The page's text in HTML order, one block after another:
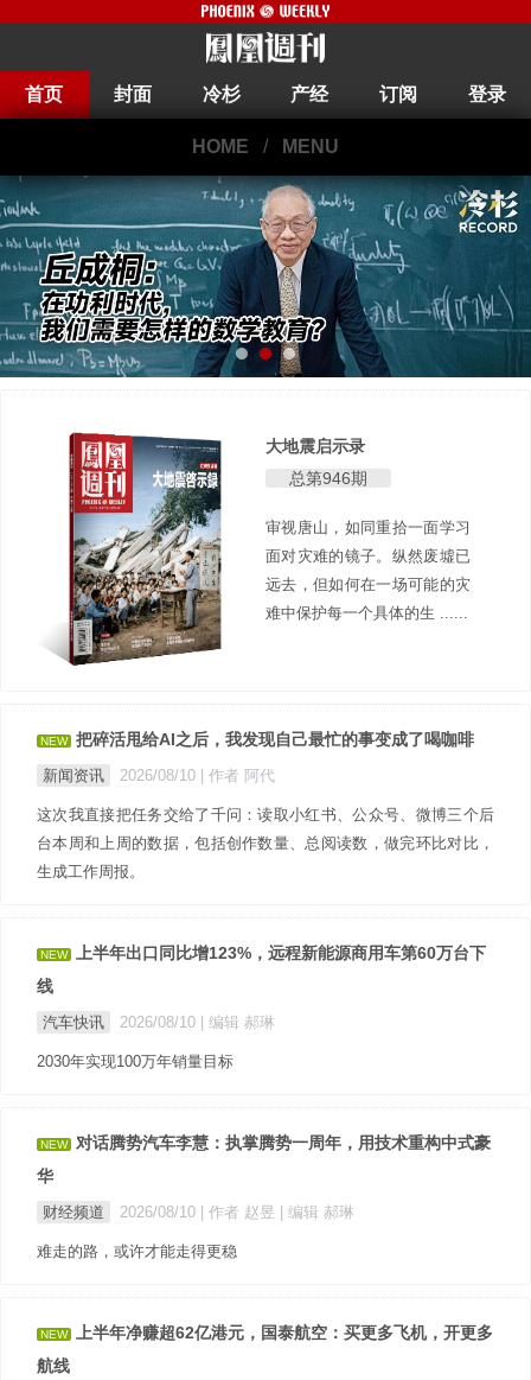
首页 封面 冷杉 产经 订阅 登录
HOME / MENU
大地震启示录
总第946期
审视唐山，如同重拾一面学习
面对灾难的镜子。纵然废墟已
远去，但如何在一场可能的灾
难中保护每一个具体的生 ......
NEW 把碎活甩给AI之后，我发现自己最忙的事变成了喝咖啡
新闻资讯 2026/08/10 | 作者 阿代
这次我直接把任务交给了千问：读取小红书、公众号、微博三个后
台本周和上周的数据，包括创作数量、总阅读数，做完环比对比，
生成工作周报。
NEW
上半年出口同比增123%，远程新能源商用车第60万台下
线
汽车快讯 2026/08/10 | 编辑 郝琳
2030年实现100万年销量目标
NEW
对话腾势汽车李慧：执掌腾势一周年，用技术重构中式豪
华
财经频道 2026/08/10 | 作者 赵昱 | 编辑 郝琳
难走的路，或许才能走得更稳
NEW
上半年净赚超62亿港元，国泰航空：买更多飞机，开更多
航线